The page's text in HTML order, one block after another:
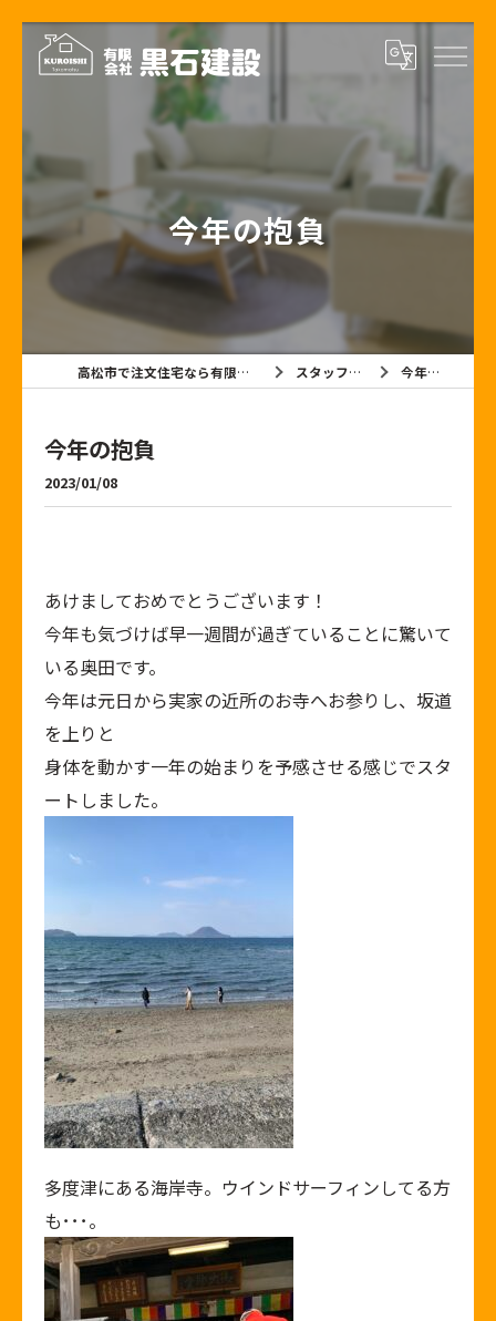
今年の抱負
高松市で注文住宅なら有限会社黒石建設 スタッフブログ 今年の抱負
今年の抱負
2023/01/08
あけましておめでとうございます！
今年も気づけば早一週間が過ぎていることに驚いて
いる奥田です。
今年は元日から実家の近所のお寺へお参りし、坂道
を上りと
身体を動かす一年の始まりを予感させる感じでスタ
ートしました。
多度津にある海岸寺。ウインドサーフィンしてる方
も･･･。